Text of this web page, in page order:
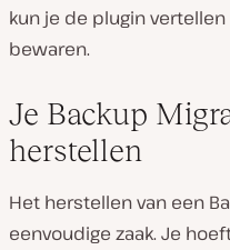
kun je de plugin
bewaren.
Je Backup
herstellen
Het herstellen van een
eenvoudige zaak. Je